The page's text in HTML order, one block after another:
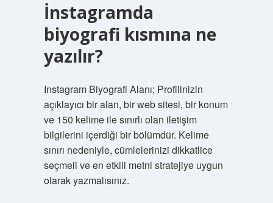
İnstagramda
biyografi kısmına ne
yazılır?
Instagram Biyografi Alanı; Profilinizin
açıklayıcı bir alan, bir web sitesi, bir konum
ve 150 kelime ile sınırlı olan iletişim
bilgilerini içerdiği bir bölümdür. Kelime
sınırı nedeniyle, cümlelerinizi dikkatlice
seçmeli ve en etkili metni stratejiye uygun
olarak yazmalısınız.